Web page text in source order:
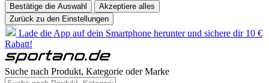
Bestätige die Auswahl
Akzeptiere alles
Zurück zu den Einstellungen
Lade die App auf dein Smartphone herunter und sichere dir 10 €
Rabatt!
Suche nach Produkt, Kategorie oder Marke